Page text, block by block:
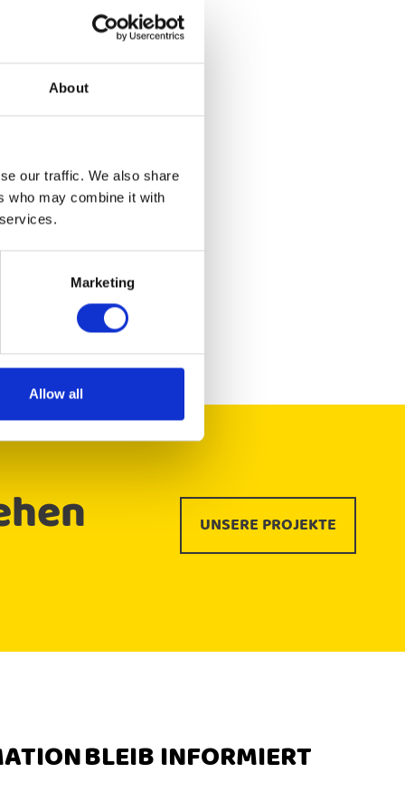
About
our traffic. We also share
who may combine it with
Marketing
Allow all
UNSERE PROJEKTE
BLEIB INFORMIERT